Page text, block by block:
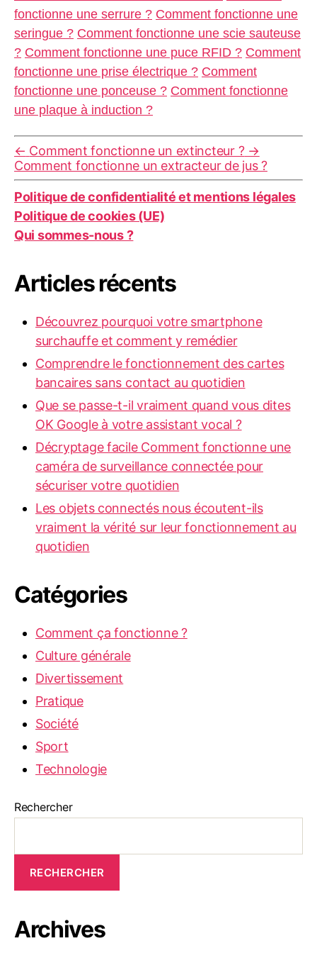
fonctionne une serrure ? Comment fonctionne une
seringue ? Comment fonctionne une scie sauteuse
? Comment fonctionne une puce RFID ? Comment
fonctionne une prise électrique ? Comment
fonctionne une ponceuse ? Comment fonctionne
une plaque à induction ?
← Comment fonctionne un extincteur ? →
Comment fonctionne un extracteur de jus ?
Politique de confidentialité et mentions légales
Politique de cookies (UE)
Qui sommes-nous ?
Articles récents
Découvrez pourquoi votre smartphone
surchauffe et comment y remédier
Comprendre le fonctionnement des cartes
bancaires sans contact au quotidien
Que se passe-t-il vraiment quand vous dites
OK Google à votre assistant vocal ?
Décryptage facile Comment fonctionne une
caméra de surveillance connectée pour
sécuriser votre quotidien
Les objets connectés nous écoutent-ils
vraiment la vérité sur leur fonctionnement au
quotidien
Catégories
Comment ça fonctionne ?
Culture générale
Divertissement
Pratique
Société
Sport
Technologie
Rechercher
RECHERCHER
Archives